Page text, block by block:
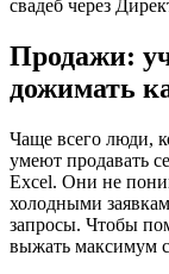
Продажи:
дожимать
Чаще всего люди,
умеют продавать
Excel. Они не
холодными
запросы. Чтобы
выжать максимум